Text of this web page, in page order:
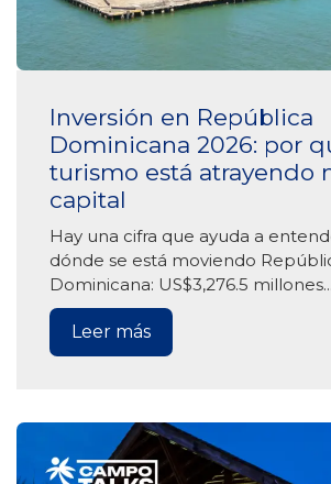
Inversión en República
Dominicana 2026: por
turismo está atrayendo
capital
Hay una cifra que ayuda a
dónde se está moviendo
Dominicana: US$3,276.5
Leer más